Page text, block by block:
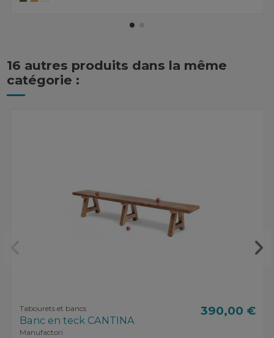
16 autres produits dans la même
catégorie :
Tabourets et bancs
Banc en teck CANTINA
Manufactori
390,00 €